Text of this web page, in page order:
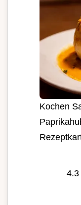
Kochen
4.3